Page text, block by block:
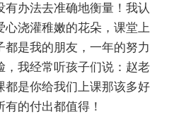
办法去准确地衡量！我认
心浇灌稚嫩的花朵，课堂上
是我的朋友，一年的努力
，我经常听孩子们说：赵老
都是你给我们上课那该多好
的付出都值得！